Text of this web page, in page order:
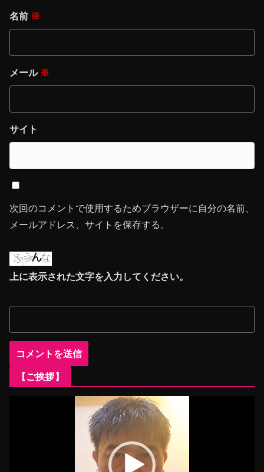
名前 ※
メール ※
サイト
次回のコメントで使用するためブラウザーに自分の名前、
メールアドレス、サイトを保存する。
上に表示された文字を入力してください。
【ご挨拶】